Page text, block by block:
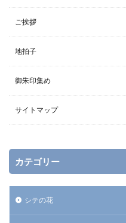
ご挨拶
地拍子
御朱印集め
サイトマップ
カテゴリー
シテの花